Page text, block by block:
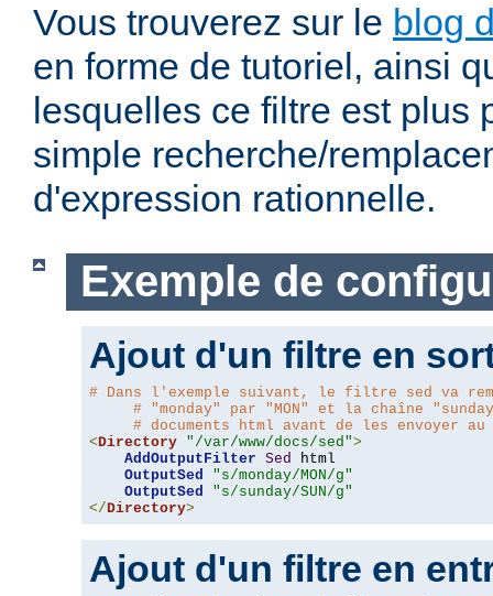
Vous trouverez sur le blog
en forme de tutoriel, ainsi
lesquelles ce filtre est plus
simple recherche/
d'expression rationnelle.
Exemple de
Ajout d'un filtre en
# Dans l'exemple suivant, le filtre sed va
# "monday" par "MON" et la chaîne
# documents html avant de les envoyer
<Directory "/var/www/docs/sed">
AddOutputFilter Sed
html
OutputSed
"s/monday/MON/g"
OutputSed
"s/sunday/SUN/g"
</Directory>
Ajout d'un filtre en